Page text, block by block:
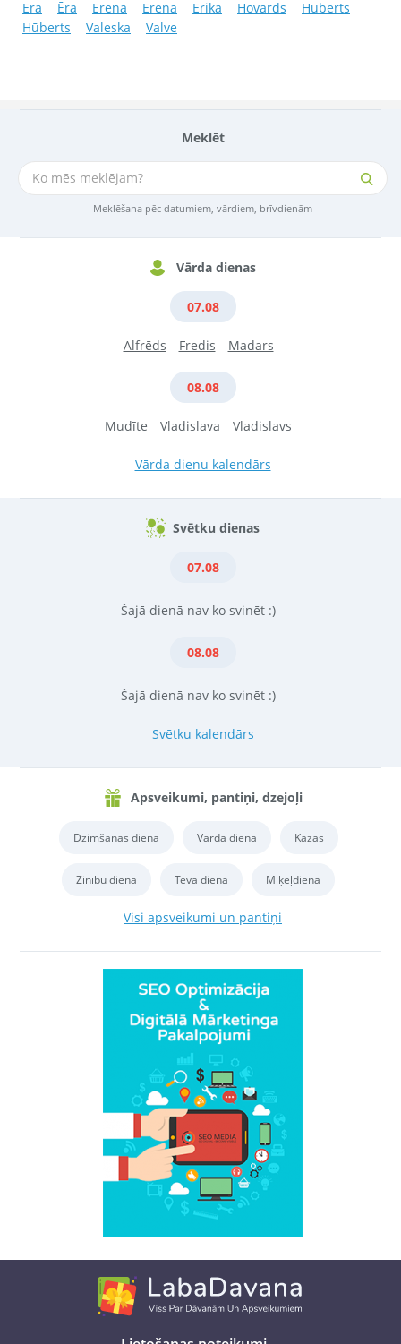
Meklēt
Meklēšana pēc datumiem, vārdiem, brīvdienām
Vārda dienas
07.08
Alfrēds Fredis Madars
08.08
Mudīte Vladislava Vladislavs
Vārda dienu kalendārs
Svētku dienas
07.08
Šajā dienā nav ko svinēt :)
08.08
Šajā dienā nav ko svinēt :)
Svētku kalendārs
Apsveikumi, pantiņi, dzejoļi
Dzimšanas diena Vārda diena Kāzas
Zinību diena Tēva diena Miķeļdiena
Visi apsveikumi un pantiņi
Era Ēra Erena Erēna Erika Hovards
Huberts
Hūberts
Valeska Valve